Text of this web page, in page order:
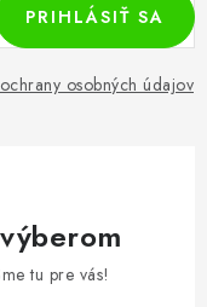
osobných údajov
PRIHLÁSIŤ SA
tu pre vás!